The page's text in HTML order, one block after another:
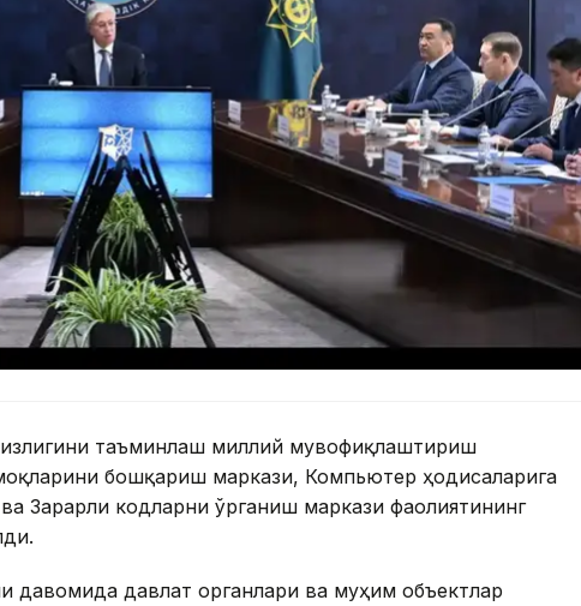
таъминлаш миллий мувофиқлаштириш
бошқариш маркази, Компьютер ҳодисаларига
Зарарли кодларни ўрганиш маркази фаолиятининг
давомида давлат органлари ва муҳим объектлар